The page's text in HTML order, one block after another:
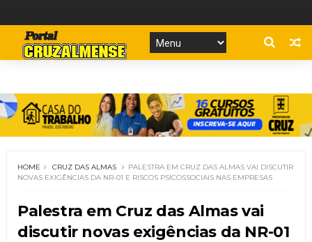
HOME CRUZ DAS ALMAS
PALESTRA EM CRUZ DAS ALMAS VAI DISCUTIR
NOVAS EXIGÊNCIAS DA NR-01 E RISCOS PSICOSSOCIAIS NAS EMPRESAS
Palestra em Cruz das Almas vai
discutir novas exigências da NR-01